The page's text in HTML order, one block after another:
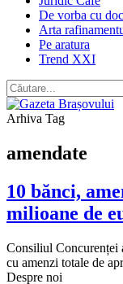
De vorba cu
Arta
Pe aratura
Trend XXI
Arhiva Tag
amendate
10 bănci,
milioane de
Consiliul Concurenței
cu amenzi totale de
Despre noi